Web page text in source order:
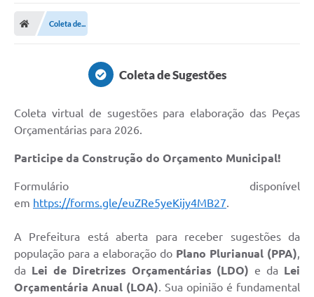
Editais
Contato
Arquivos para Download
Conselho Tutelar
Mapa de estradas rurais
Coleta de...
Coleta de Sugestões
Coleta virtual de sugestões para elaboração das Peças
Orçamentárias para 2026.
Participe da Construção do Orçamento Municipal!
Formulário disponível
em https://forms.gle/euZRe5yeKijy4MB27.
A Prefeitura está aberta para receber sugestões da
população para a elaboração do Plano Plurianual (PPA),
da Lei de Diretrizes Orçamentárias (LDO) e da Lei
Orçamentária Anual (LOA). Sua opinião é fundamental